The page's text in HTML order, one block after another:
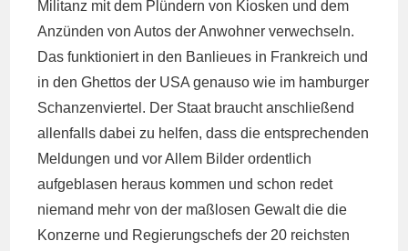
Militanz mit dem Plündern von Kiosken und dem
Anzünden von Autos der Anwohner verwechseln.
Das funktioniert in den Banlieues in Frankreich und
in den Ghettos der USA genauso wie im hamburger
Schanzenviertel. Der Staat braucht anschließend
allenfalls dabei zu helfen, dass die entsprechenden
Meldungen und vor Allem Bilder ordentlich
aufgeblasen heraus kommen und schon redet
niemand mehr von der maßlosen Gewalt die die
Konzerne und Regierungschefs der 20 reichsten